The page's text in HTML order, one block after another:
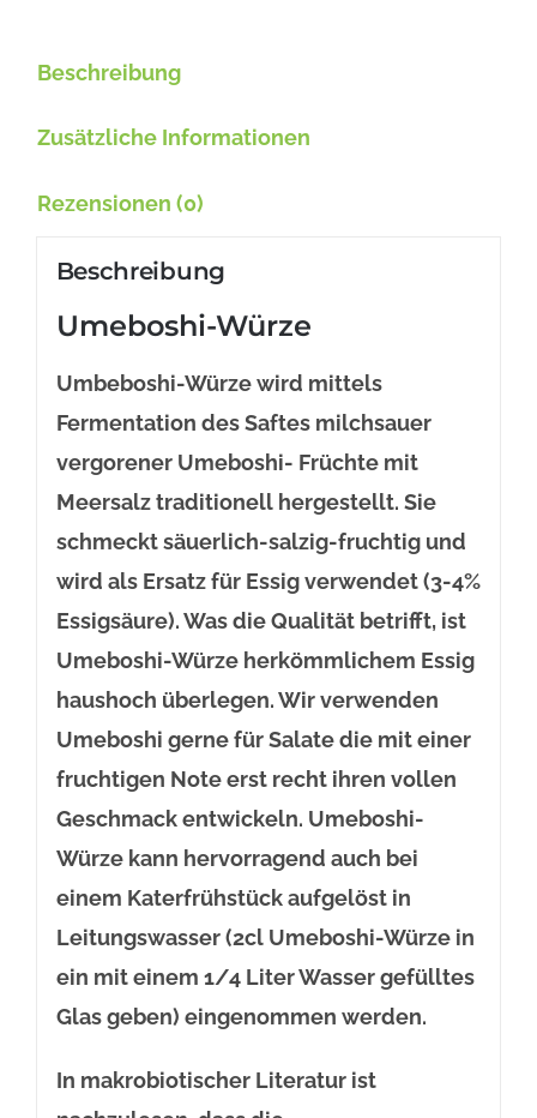
Beschreibung
Zusätzliche Informationen
Rezensionen (0)
Beschreibung
Umeboshi-Würze
Umbeboshi-Würze wird mittels
Fermentation des Saftes milchsauer
vergorener Umeboshi- Früchte mit
Meersalz traditionell hergestellt. Sie
schmeckt säuerlich-salzig-fruchtig und
wird als Ersatz für Essig verwendet (3-4%
Essigsäure). Was die Qualität betrifft, ist
Umeboshi-Würze herkömmlichem Essig
haushoch überlegen. Wir verwenden
Umeboshi gerne für Salate die mit einer
fruchtigen Note erst recht ihren vollen
Geschmack entwickeln. Umeboshi-
Würze kann hervorragend auch bei
einem Katerfrühstück aufgelöst in
Leitungswasser (2cl Umeboshi-Würze in
ein mit einem 1/4 Liter Wasser gefülltes
Glas geben) eingenommen werden.
In makrobiotischer Literatur ist